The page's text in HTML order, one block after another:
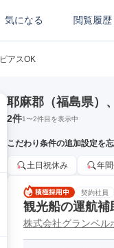
気になる 閲覧履歴
ピアスOK
耶麻郡（福島県）
2件1〜2件目を表示中
こだわり条件の追加設定を
土日祝休み 年
契約社員
観光船の運航補
株式会社グランベル